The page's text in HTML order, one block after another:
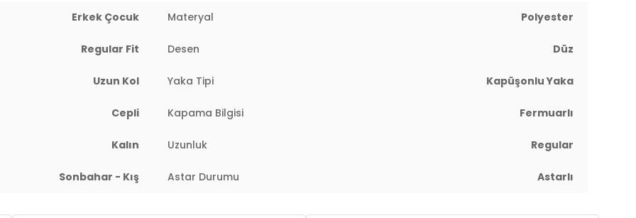
Erkek Çocuk Materyal Polyester
Regular Fit Desen Düz
Uzun Kol Yaka Tipi Kapüşonlu Yaka
Cepli Kapama Bilgisi Fermuarlı
Kalın Uzunluk Regular
Sonbahar - Kış Astar Durumu Astarlı